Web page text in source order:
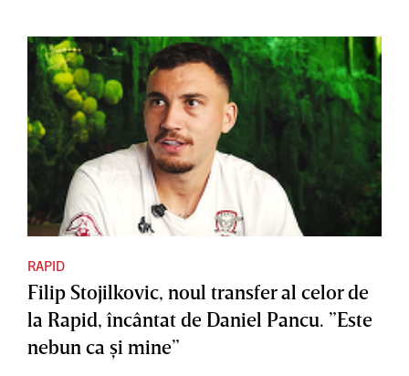
RAPID
Filip Stojilkovic, noul transfer al celor de
la Rapid, încântat de Daniel Pancu. ”Este
nebun ca şi mine”